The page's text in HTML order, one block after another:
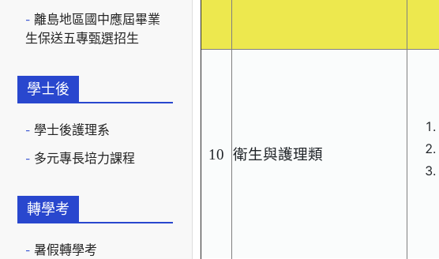
離島地區國中應屆畢業
生保送五專甄選招生
學士後
學士後護理系
多元專長培力課程
轉學考
暑假轉學考
10 衛生與護理類